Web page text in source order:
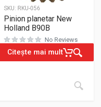
SKU: RKU-056
Pinion planetar New
Holland B90B
No Reviews
Citește mai mult